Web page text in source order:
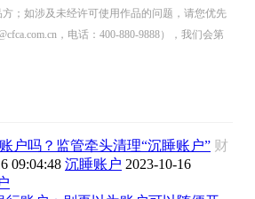
；如涉及未经许可使用作品的问题，请您优先
，电话：400-880-9888），我们会第
户吗？监管牵头清理“沉睡账户” 财
09:04:48 沉睡账户 2023-10-16